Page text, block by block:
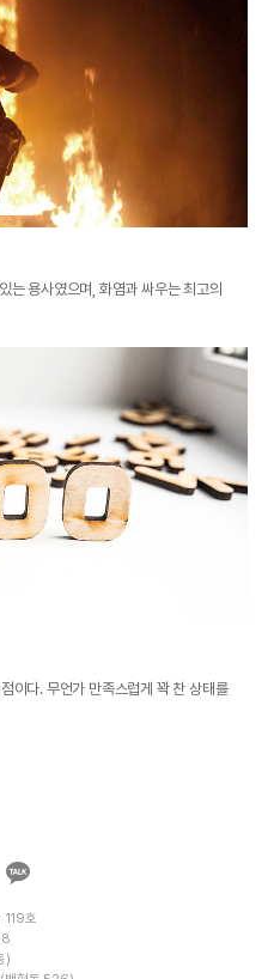
는 용사였으며, 화염과 싸우는 최고의
이다. 무언가 만족스럽게 꽉 찬 상태를
카카오톡
119호
)